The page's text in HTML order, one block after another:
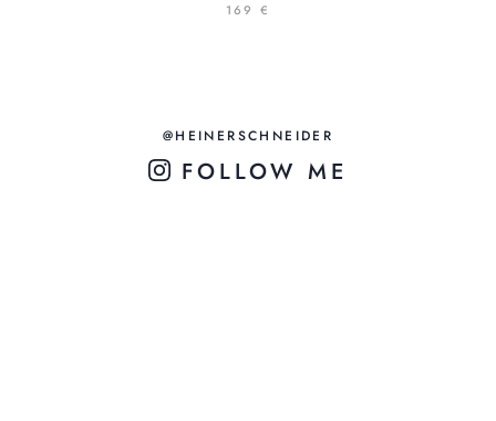
169 €
@HEINERSCHNEIDER
FOLLOW ME